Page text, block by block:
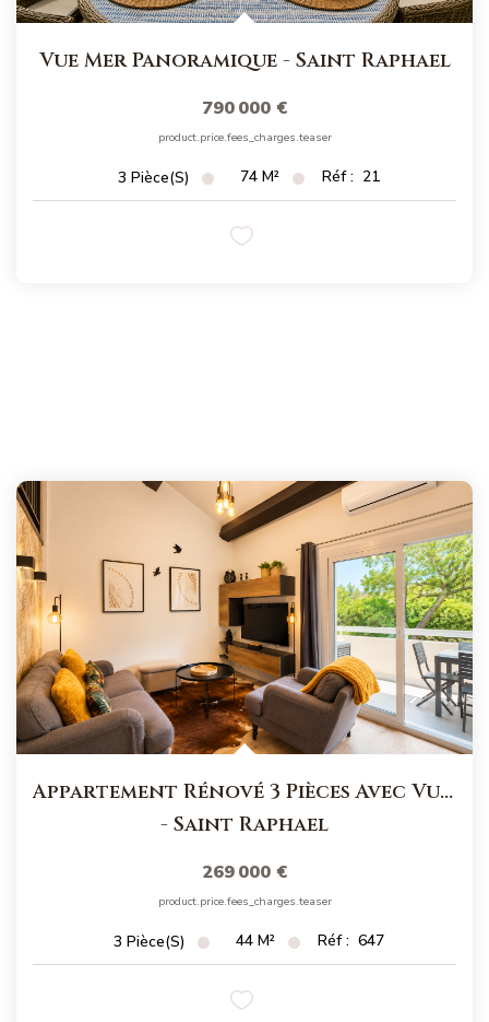
Vue Mer Panoramique - Saint Raphael
790 000 €
product.price.fees_charges.teaser
3 Pièce(s) 74 M² Réf : 21
Appartement Rénové 3 Pièces Avec Vue Mer En Dernier Étage
- Saint Raphael
269 000 €
product.price.fees_charges.teaser
3 Pièce(s) 44 M² Réf : 647